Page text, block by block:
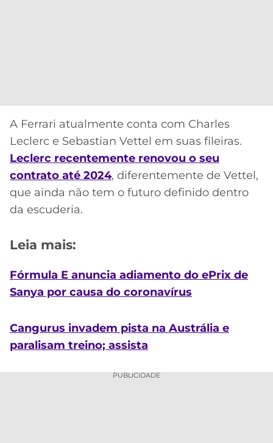
A Ferrari atualmente conta com Charles
Leclerc e Sebastian Vettel em suas fileiras.
Leclerc recentemente renovou o seu
contrato até 2024, diferentemente de Vettel,
que ainda não tem o futuro definido dentro
da escuderia.
Leia mais:
Fórmula E anuncia adiamento do ePrix de
Sanya por causa do coronavírus
Cangurus invadem pista na Austrália e
paralisam treino; assista
PUBLICIDADE